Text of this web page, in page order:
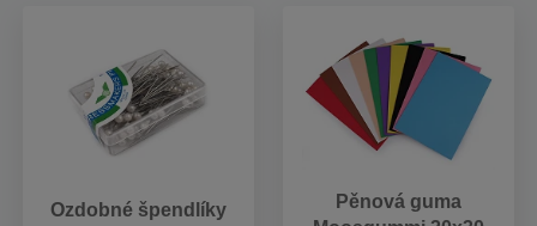
Ozdobné špendlíky
Pěnová guma